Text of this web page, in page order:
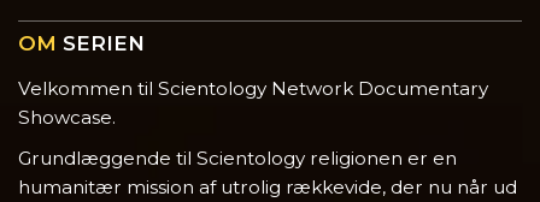
OM SERIEN
Velkommen til Scientology Network Documentary
Showcase.
Grundlæggende til Scientology religionen er en
humanitær mission af utrolig rækkevide, der nu når ud